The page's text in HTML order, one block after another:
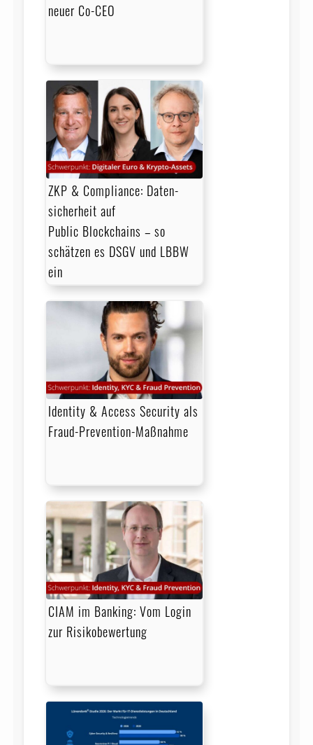
neuer Co-CEO
ZKP & Compliance: Daten­
sicher­heit auf
Public Blockchains – so
schätzen es DSGV und LBBW
ein
Identity & Access Security als
Fraud-Prevention-Maßnahme
CIAM im Banking: Vom Login
zur Risikobewertung